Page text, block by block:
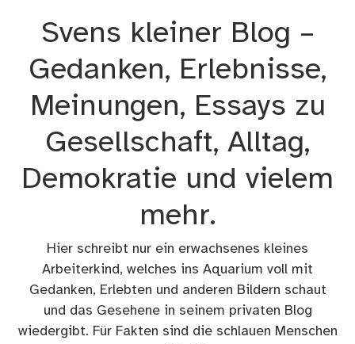
Svens kleiner Blog –
Gedanken, Erlebnisse,
Meinungen, Essays zu
Gesellschaft, Alltag,
Demokratie und vielem
mehr.
Hier schreibt nur ein erwachsenes kleines
Arbeiterkind, welches ins Aquarium voll mit
Gedanken, Erlebten und anderen Bildern schaut
und das Gesehene in seinem privaten Blog
wiedergibt. Für Fakten sind die schlauen Menschen